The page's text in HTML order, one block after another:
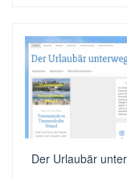
Der Urlaubär